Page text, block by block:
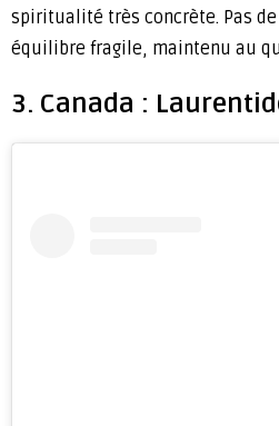
spiritualité très concrète. Pas
équilibre fragile, maintenu au
3. Canada :